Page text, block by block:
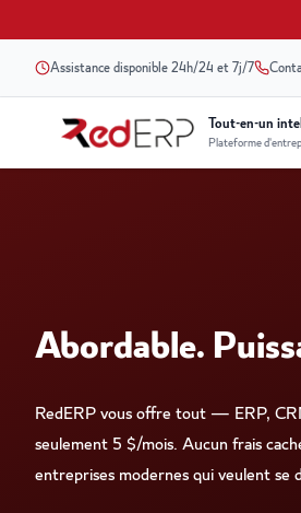
Assistance disponible 24h/24 et 7j/7
Tout-en-un
Plateforme
Abordable.
RedERP vous offre tout — ERP,
seulement 5 $/mois. Aucun frais
entreprises modernes qui veulent se